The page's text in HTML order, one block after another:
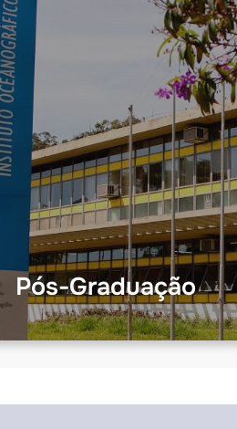
Pós-Graduação